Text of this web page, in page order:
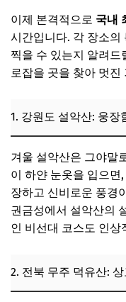
이제 본격적으로 국내
시간입니다. 각 장소의
찍을 수 있는지 알려
로잡을 곳을 찾아 멋진
1. 강원도 설악산: 웅
겨울 설악산은 그야말
이 하얀 눈옷을 입으면
장하고 신비로운 풍경
권금성에서 설악산의
인 비선대 코스도 인상
2. 전북 무주 덕유산: